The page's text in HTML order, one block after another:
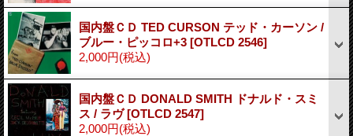
国内盤ＣＤ TED CURSON テッド・カーソン /
ブルー・ピッコロ+3 [OTLCD 2546]
2,000円(税込)
国内盤ＣＤ DONALD SMITH ドナルド・スミ
ス / ラヴ[OTLCD 2547]
2,000円(税込)